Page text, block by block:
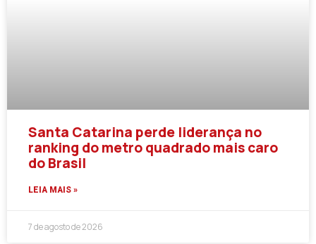
Santa Catarina perde liderança no
ranking do metro quadrado mais caro
do Brasil
LEIA MAIS »
7 de agosto de 2026